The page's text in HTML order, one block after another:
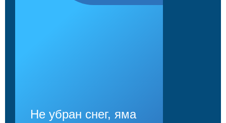
Не убран снег, яма